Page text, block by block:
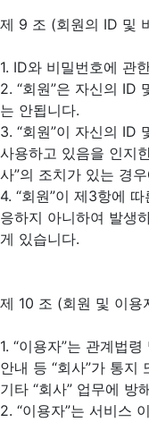
제 9 조 (회원의 ID 및
1. ID와 비밀번호에 관
2. “회원”은 자신의 ID
는 안됩니다.
3. “회원”이 자신의 ID
사용하고 있음을 인지
사”의 조치가 있는 경
4. “회원”이 제3항에
응하지 아니하여 발생
게 있습니다.
제 10 조 (회원 및 이용
1. “이용자”는 관계법
안내 등 “회사”가 통지
기타 “회사” 업무에 방
2. “이용자”는 서비스